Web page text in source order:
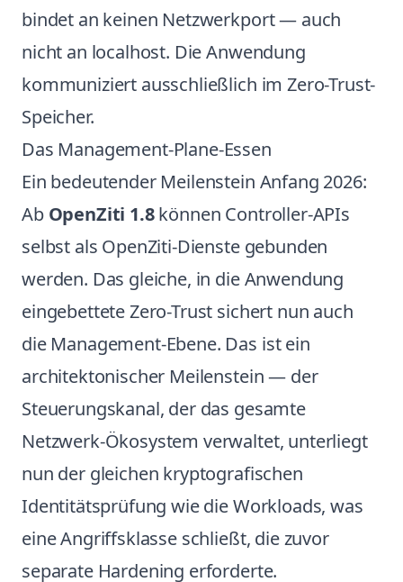
bindet an keinen Netzwerkport — auch
nicht an localhost. Die Anwendung
kommuniziert ausschließlich im Zero-Trust-
Speicher.
Das Management-Plane-Essen
Ein bedeutender Meilenstein Anfang 2026:
Ab OpenZiti 1.8können Controller-APIs
selbst als OpenZiti-Dienste gebunden
werden. Das gleiche, in die Anwendung
eingebettete Zero-Trust sichert nun auch
die Management-Ebene. Das ist ein
architektonischer Meilenstein — der
Steuerungskanal, der das gesamte
Netzwerk-Ökosystem verwaltet, unterliegt
nun der gleichen kryptografischen
Identitätsprüfung wie die Workloads, was
eine Angriffsklasse schließt, die zuvor
separate Hardening erforderte.